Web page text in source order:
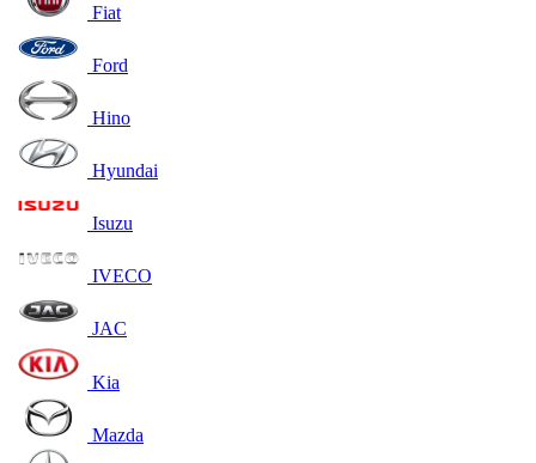
Fiat
Ford
Hino
Hyundai
Isuzu
IVECO
JAC
Kia
Mazda